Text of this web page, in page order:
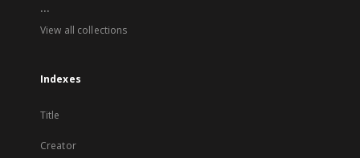
...
View all collections
Indexes
Title
Creator